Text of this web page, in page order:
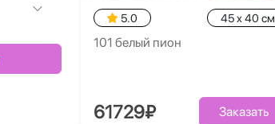
5.0 45 x 40 см
101 белый пион
61729₽ Заказать